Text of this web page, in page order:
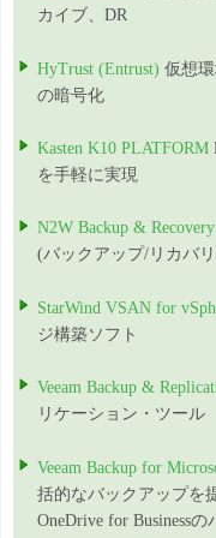
カイブ、DR
HyTrust (Entrust) 仮想
の暗号化
Kasten K10 PLATFORM
を手軽に実現
N2W Backup & Recovery
(バックアップ/リカバ
StarWind VSAN for
ジ構築ソフト
Veeam Backup &
リケーション・ツール
Veeam Backup for
括的なバックアップを
OneDrive for Business